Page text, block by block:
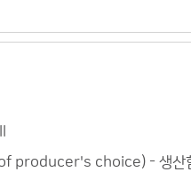
of producer's choice) - 생